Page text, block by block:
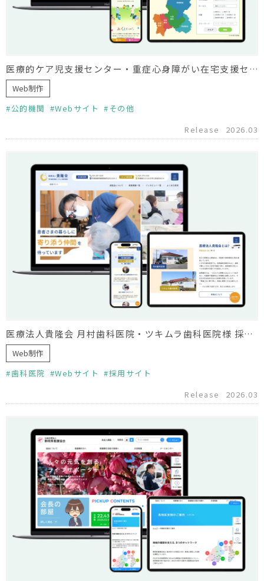
医療的ケア児支援センター・重症心身障がい在宅支援センター みらい様 ホームページリニューアル
Web制作
公的機関
Webサイト
その他
Release
2026.03
医療法人貴隆会 月村歯科医院・ツキムラ歯科医院様 採用サイト制作
Web制作
歯科医院
Webサイト
採用サイト
Release
2026.03